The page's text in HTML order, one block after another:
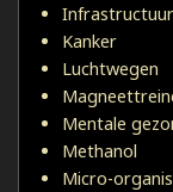
Infrastructuur
Kanker
Luchtwegen
Mentale
Methanol
Micro-